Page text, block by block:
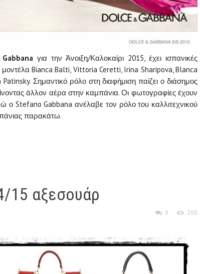
Gabbana για την Άνοιξη/Καλοκαίρι 2015, έχει ισπανικές
Bianca Balti, Vittoria Ceretti, Irina Sharipova, Blanca
Σημαντικό ρόλο στη διαφήμιση παίζει ο διάσημος
άλλον αέρα στην καμπάνια. Οι φωτογραφίες έχουν
ο Stefano Gabbana ανέλαβε τον ρόλο του καλλιτεχνικού
παρακάτω.
15 αξεσουάρ
0 260